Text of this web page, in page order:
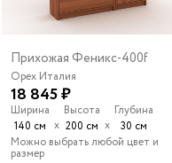
Прихожая Феникс-400f
Орех Италия
18 845 ₽
Ширина
140 см х
Высота
200 см х
Глубина
30 см
Можно выбрать любой цвет и
размер